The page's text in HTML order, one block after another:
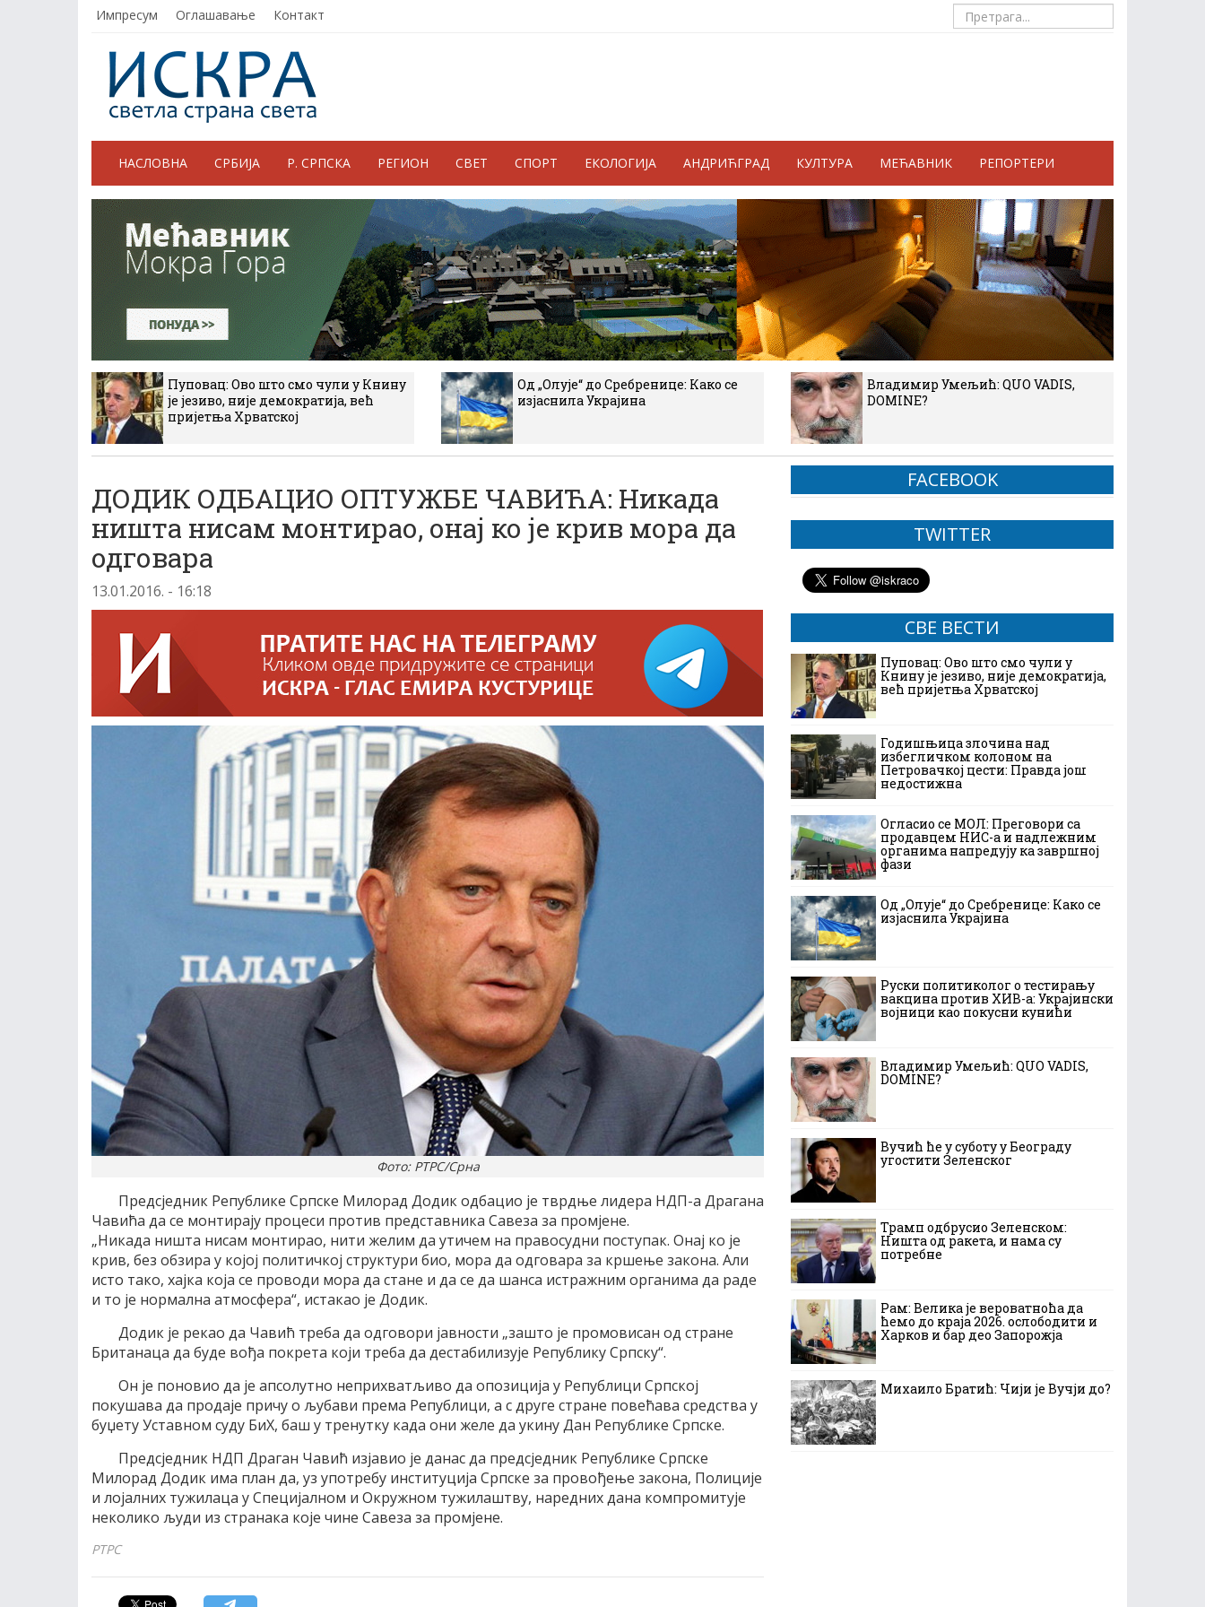
Импресум Оглашавање Контакт
НАСЛОВНА СРБИЈА Р. СРПСКА РЕГИОН СВЕТ СПОРТ ЕКОЛОГИЈА АНДРИЋГРАД КУЛТУРА МЕЋАВНИК РЕПОРТЕРИ
Пуповац: Ово што смо чули у Книну
је језиво, није демократија, већ
пријетња Хрватској
Од „Олује“ до Сребренице: Како се
изјаснила Украјина
Владимир Умељић: QUO VADIS,
DOMINE?
ДОДИК ОДБАЦИО ОПТУЖБЕ ЧАВИЋА: Никада
ништа нисам монтирао, онај ко је крив мора да
одговара
13.01.2016. - 16:18
Фото: РТРС/Срна
Предсједник Републике Српске Милорад Додик одбацио је тврдње лидера НДП-а Драгана
Чавића да се монтирају процеси против представника Савеза за промјене.
„Никада ништа нисам монтирао, нити желим да утичем на правосудни поступак. Онај ко је
крив, без обзира у којој политичкој структури био, мора да одговара за кршење закона. Али
исто тако, хајка која се проводи мора да стане и да се да шанса истражним органима да раде
и то је нормална атмосфера“, истакао је Додик.
Додик је рекао да Чавић треба да одговори јавности „зашто је промовисан од стране
Британаца да буде вођа покрета који треба да дестабилизује Републику Српску“.
Он је поновио да је апсолутно неприхватљиво да опозиција у Републици Српској
покушава да продаје причу о љубави према Републици, а с друге стране повећава средства у
буџету Уставном суду БиХ, баш у тренутку када они желе да укину Дан Републике Српске.
Предсједник НДП Драган Чавић изјавио је данас да предсједник Републике Српске
Милорад Додик има план да, уз употребу институција Српске за провођење закона, Полиције
и лојалних тужилаца у Специјалном и Окружном тужилаштву, наредних дана компромитује
неколико људи из странака које чине Савеза за промјене.
РТРС
FACEBOOK
TWITTER
СВЕ ВЕСТИ
Пуповац: Ово што смо чули у
Книну је језиво, није демократија,
већ пријетња Хрватској
Годишњица злочина над
избегличком колоном на
Петровачкој цести: Правда још
недостижна
Огласио се МОЛ: Преговори са
продавцем НИС-а и надлежним
органима напредују ка завршној
фази
Од „Олује“ до Сребренице: Како се
изјаснила Украјина
Руски политиколог о тестирању
вакцина против ХИВ-а: Украјински
војници као покусни кунићи
Владимир Умељић: QUO VADIS,
DOMINE?
Вучић ће у суботу у Београду
угостити Зеленског
Трамп одбрусио Зеленском:
Ништа од ракета, и нама су
потребне
Рам: Велика је вероватноћа да
ћемо до краја 2026. ослободити и
Харков и бар део Запорожја
Михаило Братић: Чији је Вучји до?